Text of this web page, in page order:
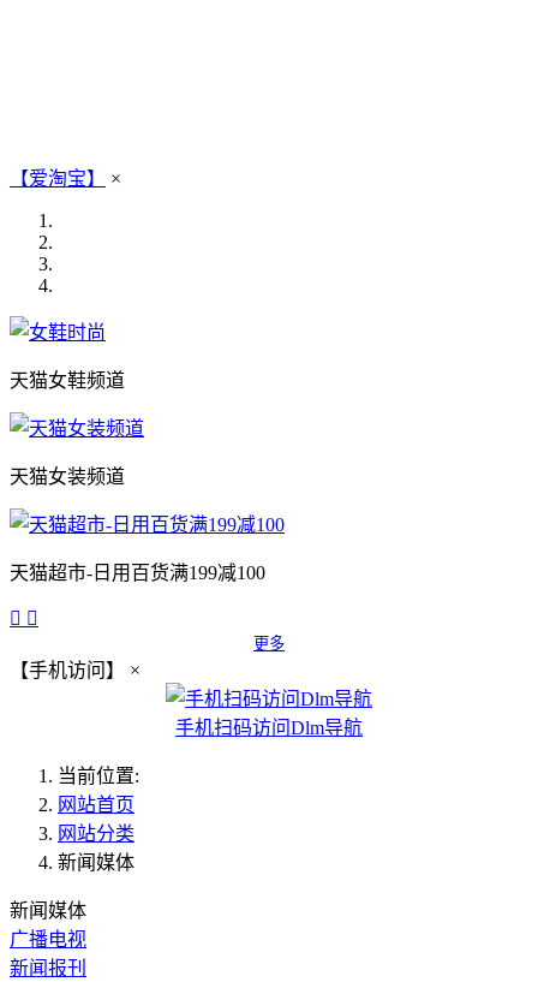
【爱淘宝】 ×
天猫女鞋频道
天猫女装频道
天猫超市-日用百货满199减100
 
更多
【手机访问】 ×
手机扫码访问Dlm导航
当前位置:
网站首页
网站分类
新闻媒体
新闻媒体
广播电视
新闻报刊